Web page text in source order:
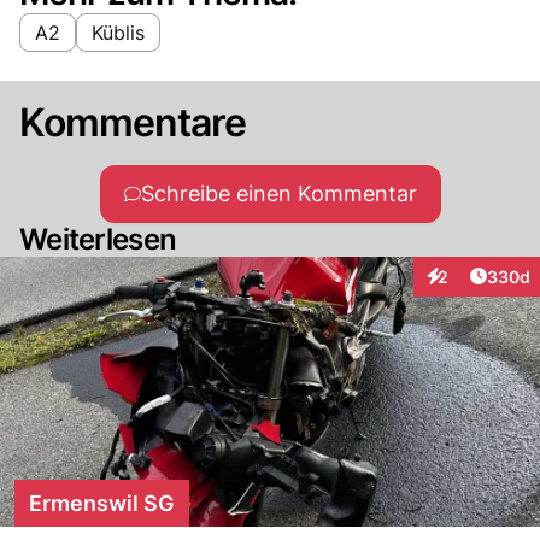
A2 Küblis
Kommentare
Schreibe einen Kommentar
Weiterlesen
2
Interaktionen
330d
Ermenswil SG